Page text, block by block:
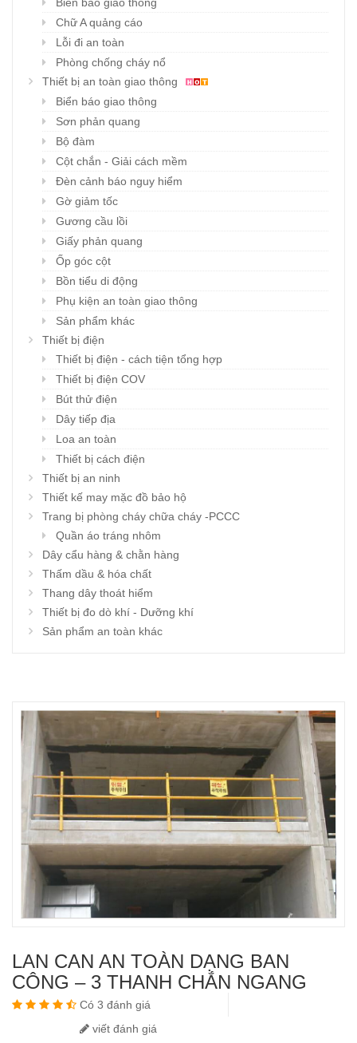
Chữ A quảng cáo
Lỗi đi an toàn
Phòng chống cháy nổ
Thiết bị an toàn giao thông
Biển báo giao thông
Sơn phản quang
Bộ đàm
Cột chắn - Giải cách mềm
Đèn cảnh báo nguy hiểm
Gờ giảm tốc
Gương cầu lồi
Giấy phản quang
Ốp góc cột
Bồn tiểu di động
Phụ kiện an toàn giao thông
Sản phẩm khác
Thiết bị điện
Thiết bị điện - cách tiện tổng hợp
Thiết bị điện COV
Bút thử điện
Dây tiếp địa
Loa an toàn
Thiết bị cách điện
Thiết bị an ninh
Thiết kế may mặc đồ bảo hộ
Trang bị phòng cháy chữa cháy -PCCC
Quần áo tráng nhôm
Dây cẩu hàng & chằn hàng
Thấm dầu & hóa chất
Thang dây thoát hiểm
Thiết bị đo dò khí - Dưỡng khí
Sản phẩm an toàn khác
LAN CAN AN TOÀN DẠNG BAN
CÔNG – 3 THANH CHẮN NGANG
Có 3 đánh giá
viết đánh giá